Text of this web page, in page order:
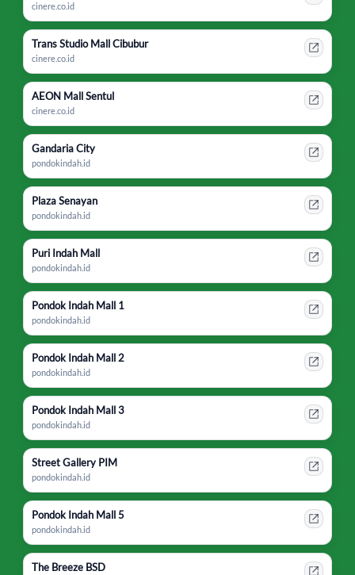
cinere.co.id
Trans Studio Mall Cibubur
cinere.co.id
AEON Mall Sentul
cinere.co.id
Gandaria City
pondokindah.id
Plaza Senayan
pondokindah.id
Puri Indah Mall
pondokindah.id
Pondok Indah Mall 1
pondokindah.id
Pondok Indah Mall 2
pondokindah.id
Pondok Indah Mall 3
pondokindah.id
Street Gallery PIM
pondokindah.id
Pondok Indah Mall 5
pondokindah.id
The Breeze BSD